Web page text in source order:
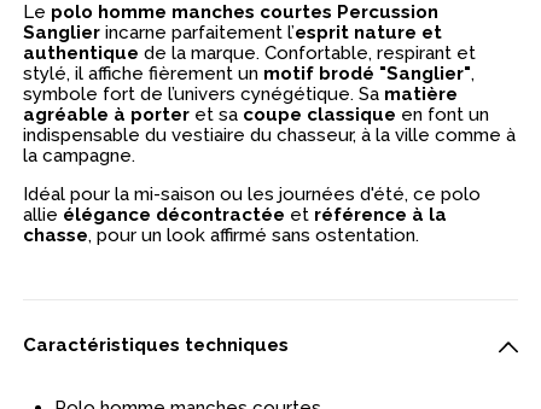
Le polo homme manches courtes Percussion
Sanglier incarne parfaitement l’esprit nature et
authentique de la marque. Confortable, respirant et
stylé, il affiche fièrement un motif brodé "Sanglier",
symbole fort de l’univers cynégétique. Sa matière
agréable à porter et sa coupe classique en font un
indispensable du vestiaire du chasseur, à la ville comme à
la campagne.
Idéal pour la mi-saison ou les journées d'été, ce polo
allie élégance décontractée et référence à la
chasse, pour un look affirmé sans ostentation.
Caractéristiques techniques